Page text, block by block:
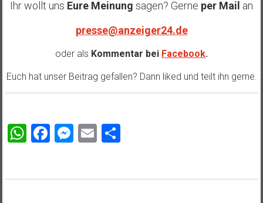
Ihr wollt uns Eure Meinung sagen? Gerne per Mail an
presse@anzeiger24.de
oder als Kommentar bei Facebook.
Euch hat unser Beitrag gefallen? Dann liked und teilt ihn gerne.
WhatsApp
Facebook
Messenger
Email